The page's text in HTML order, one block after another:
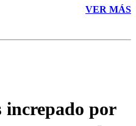
VER MÁS
por